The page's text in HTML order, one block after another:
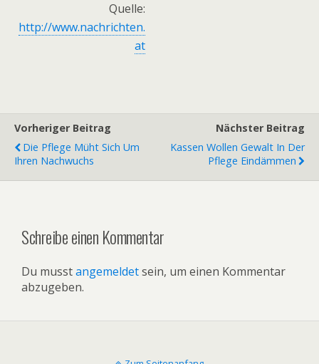
Quelle:
http://www.nachrichten.
at
Vorheriger Beitrag
Die Pflege Müht Sich Um
Ihren Nachwuchs
Nächster Beitrag
Kassen Wollen Gewalt In Der
Pflege Eindämmen
Schreibe einen Kommentar
Du musstangemeldetsein, um einen Kommentar
abzugeben.